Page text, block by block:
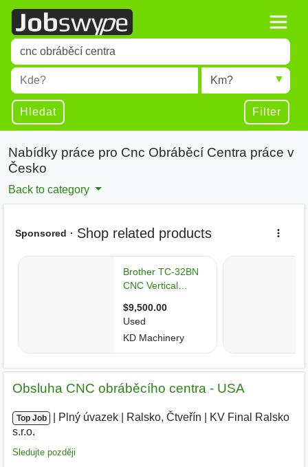
Title
Type 1 or more characters for results.
Místo
Type 1 or more characters for results.
Radius
Hledat Filter
Nabídky práce pro Cnc Obráběcí Centra práce v
Česko
Back to category
Obsluha CNC obráběcího centra - USA
Top Job Plný úvazek Ralsko, Čtveřín
KV Final Ralsko
s.r.o.
Sledujte později